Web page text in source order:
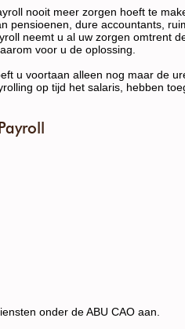
nooit meer zorgen hoeft te
pensioenen, dure accountants,
neemt u al uw zorgen omtrent
voor u de oplossing.
u voortaan alleen nog maar de
op tijd het salaris, hebben
onder de ABU CAO aan.